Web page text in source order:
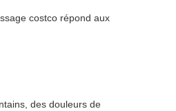
costco répond aux
des douleurs de